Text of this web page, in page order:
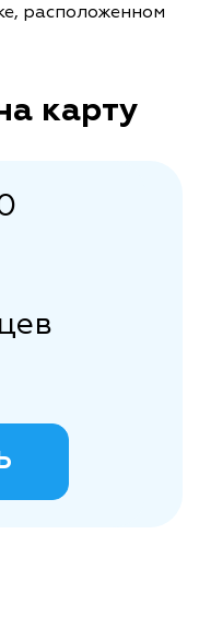
расположенном
карту